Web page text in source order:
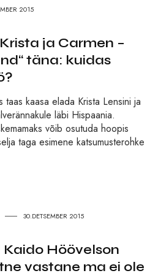
2015
ja Carmen –
täna: kuidas
taas kaasa elada Krista Lensini ja
läbi Hispaania.
võib osutuda hoopis
taga esimene katsumusterohke
30.DETSEMBER 2015
Kaido Höövelson
vastane ma ei ole